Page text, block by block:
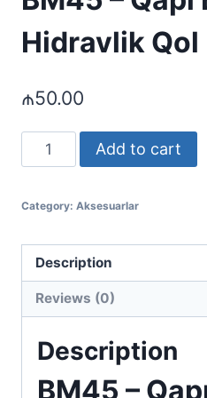
Hidravlik Qol
₼50.00
BM45
-
Bağlayan
Qol
quantity
Add to cart
Category: Aksesuarlar
Description
Reviews (0)
Description
BM45 –